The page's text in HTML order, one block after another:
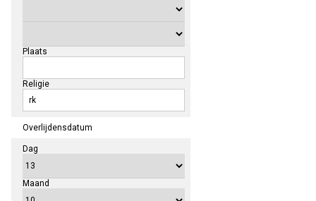
Plaats
Religie
Overlijdensdatum
Dag
Maand